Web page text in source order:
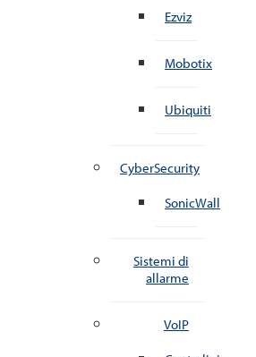
Ezviz
Mobotix
Ubiquiti
CyberSecurity
SonicWall
Sistemi di
allarme
VoIP